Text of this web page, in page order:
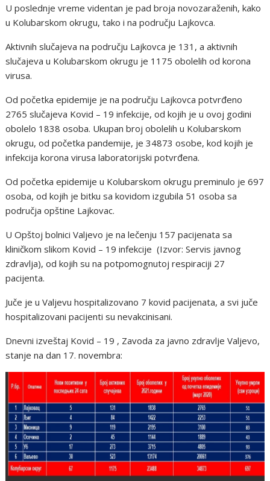
U poslednje vreme videntan je pad broja novozaraženih, kako
u Kolubarskom okrugu, tako i na području Lajkovca.
Aktivnih slučajeva na području Lajkovca je 131, a aktivnih
slučajeva u Kolubarskom okrugu je 1175 obolelih od korona
virusa.
Od početka epidemije je na području Lajkovca potvrđeno
2765 slučajeva Kovid – 19 infekcije, od kojih je u ovoj godini
obolelo 1838 osoba. Ukupan broj obolelih u Kolubarskom
okrugu, od početka pandemije, je 34873 osobe, kod kojih je
infekcija korona virusa laboratorijski potvrđena.
Od početka epidemije u Kolubarskom okrugu preminulo je 697
osoba, od kojih je bitku sa kovidom izgubila 51 osoba sa
područja opštine Lajkovac.
U Opštoj bolnici Valjevo je na lečenju 157 pacijenata sa
kliničkom slikom Kovid – 19 infekcije (Izvor: Servis javnog
zdravlja), od kojih su na potpomognutoj respiraciji 27
pacijenta.
Juče je u Valjevu hospitalizovano 7 kovid pacijenata, a svi juče
hospitalizovani pacijenti su nevakcinisani.
Dnevni izveštaj Kovid – 19 , Zavoda za javno zdravlje Valjevo,
stanje na dan 17. novembra: